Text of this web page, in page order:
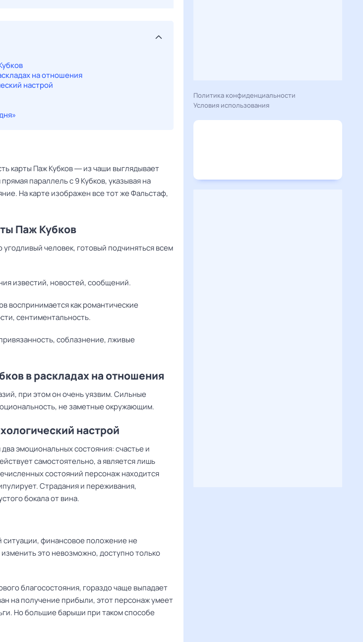
на отношения
настрой
карты Паж Кубков ― из чаши выглядывает
параллель с 9 Кубков, указывая на
На карте изображен все тот же Фальстаф,
Паж Кубков
человек, готовый подчиняться всем
известий, новостей, сообщений.
воспринимается какромантические
сентиментальность.
соблазнение, лживые
в раскладах на отношения
при этом он очень уязвим. Сильные
не заметные окружающим.
настрой
эмоциональных состояния: счастье и
самостоятельно, а является лишь
состояний персонаж находится
Страдания и переживания,
бокала от вина.
финансовое положение не
это невозможно, доступно только
благосостояния, гораздо чаще выпадает
на получение прибыли, этот персонаж умеет
Но большие барыши при таком способе
Политика конфиденциальности
Условия использования